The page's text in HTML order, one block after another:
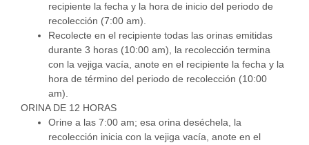
recipiente la fecha y la hora de inicio del periodo de
recolección (7:00 am).
Recolecte en el recipiente todas las orinas emitidas
durante 3 horas (10:00 am), la recolección termina
con la vejiga vacía, anote en el recipiente la fecha y la
hora de término del periodo de recolección (10:00
am).
ORINA DE 12 HORAS
Orine a las 7:00 am; esa orina deséchela, la
recolección inicia con la vejiga vacía, anote en el